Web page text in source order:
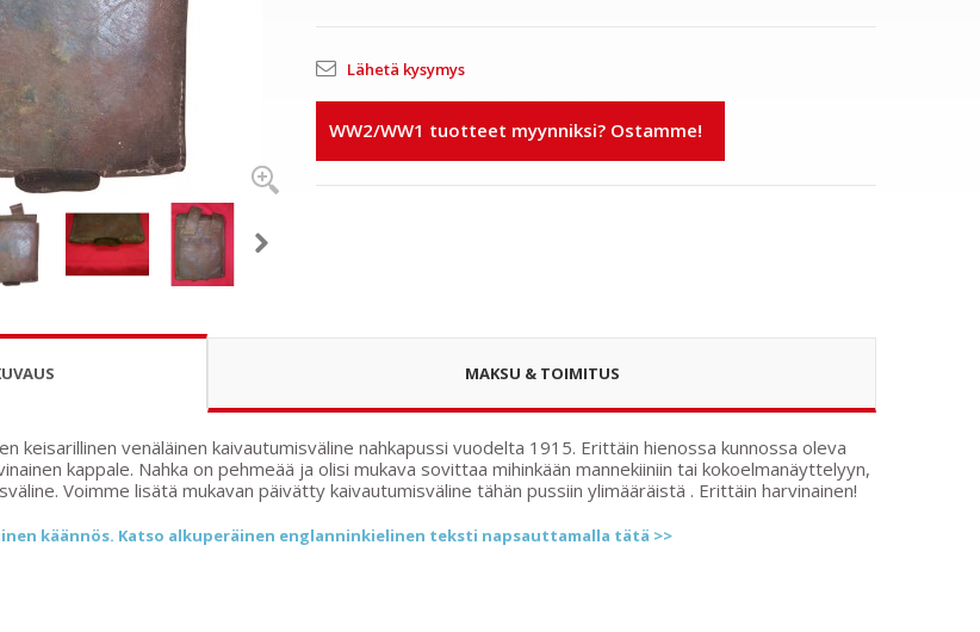
Lähetä kysymys
WW2/WW1 tuotteet myynniksi? Ostamme!
MAKSU & TOIMITUS
keisarillinen venäläinen kaivautumisväline nahkapussi vuodelta 1915. Erittäin hienossa kunnossa oleva
kappale. Nahka on pehmeää ja olisi mukava sovittaa mihinkään mannekiiniin tai kokoelmanäyttelyyn,
Voimme lisätä mukavan päivätty kaivautumisväline tähän pussiin ylimääräistä . Erittäin harvinainen!
käännös. Katso alkuperäinen englanninkielinen teksti napsauttamalla tätä >>